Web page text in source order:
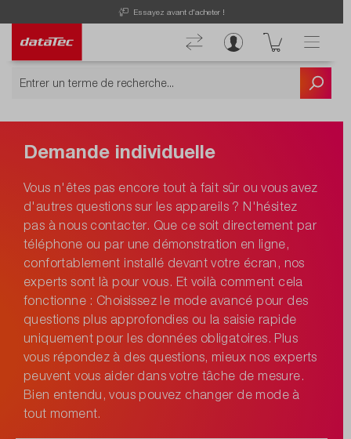
Essayez avant d'acheter !
Demande individuelle
Vous n'êtes pas encore tout à fait sûr ou vous avez
d'autres questions sur les appareils ? N'hésitez
pas à nous contacter. Que ce soit directement par
téléphone ou par une démonstration en ligne,
confortablement installé devant votre écran, nos
experts sont là pour vous. Et voilà comment cela
fonctionne : Choisissez le mode avancé pour des
questions plus approfondies ou la saisie rapide
uniquement pour les données obligatoires. Plus
vous répondez à des questions, mieux nos experts
peuvent vous aider dans votre tâche de mesure.
Bien entendu, vous pouvez changer de mode à
tout moment.